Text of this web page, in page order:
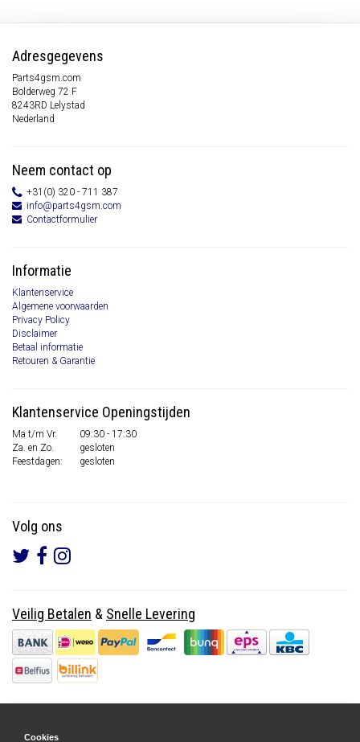
Adresgegevens
Parts4gsm.com
Bolderweg 72 F
8243RD Lelystad
Nederland
Neem contact op
+31(0) 320 - 711 387
info@parts4gsm.com
Contactformulier
Informatie
Klantenservice
Algemene voorwaarden
Privacy Policy
Disclaimer
Betaal informatie
Retouren & Garantie
Klantenservice Openingstijden
Ma t/m Vr.
09:30 - 17:30
Za. en Zo.
gesloten
Feestdagen:
gesloten
Volg ons
Veilig Betalen & Snelle Levering
Cookies